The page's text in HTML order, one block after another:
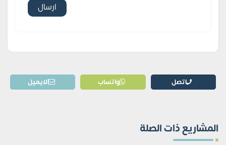
اتصل واتساب الايميل
المشاريع ذات الصلة